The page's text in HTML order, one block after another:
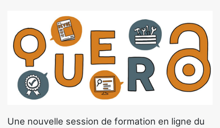
Une nouvelle session de formation en ligne du